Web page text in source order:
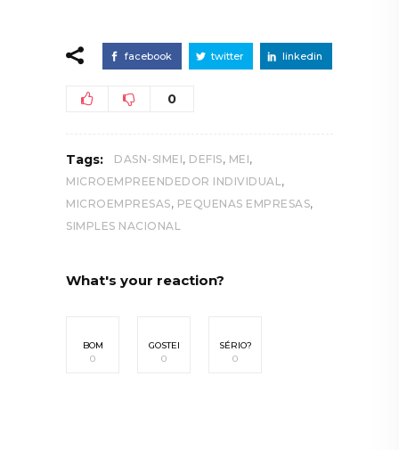
facebook twitter linkedin
0
Tags: DASN-SIMEI, DEFIS, MEI,
MICROEMPREENDEDOR INDIVIDUAL ,
MICROEMPRESAS, PEQUENAS EMPRESAS,
SIMPLES NACIONAL
What's your reaction?
BOM
0
GOSTEI
0
SÉRIO?
0